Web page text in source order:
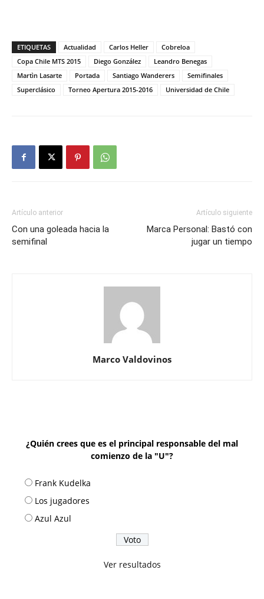
ETIQUETAS Actualidad Carlos Heller
Cobreloa
Copa Chile MTS 2015
Diego González
Leandro Benegas
Martìn Lasarte
Portada Santiago Wanderers
Semifinales
Superclásico
Torneo Apertura 2015-2016 Universidad de Chile
Artículo anterior
Con una goleada hacia la
semifinal
Artículo siguiente
Marca Personal: Bastó con
jugar un tiempo
Marco Valdovinos
¿Quién crees que es el principal responsable del mal
comienzo de la "U"?
Frank Kudelka
Los jugadores
Azul Azul
Ver resultados